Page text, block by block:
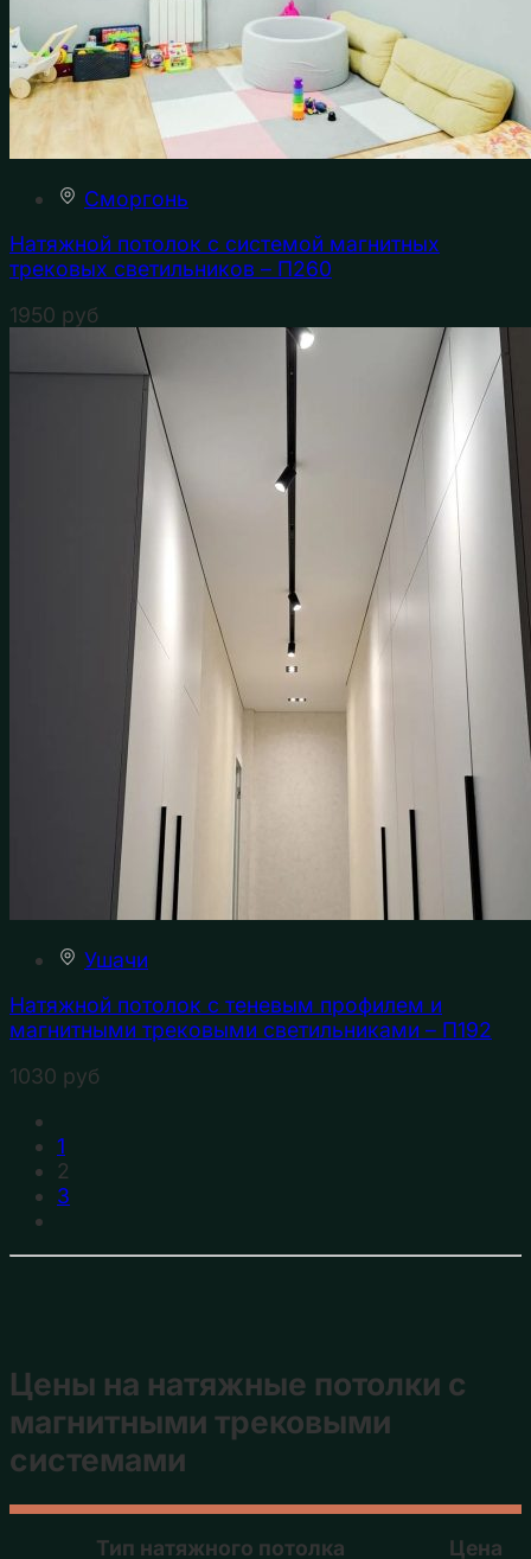
Сморгонь
Натяжной потолок с системой магнитных
трековых светильников – П260
1950 руб
Ушачи
Натяжной потолок с теневым профилем и
магнитными трековыми светильниками – П192
1030 руб
1
2
3
Цены на натяжные потолки с
магнитными трековыми
системами
Тип натяжного потолка Цена